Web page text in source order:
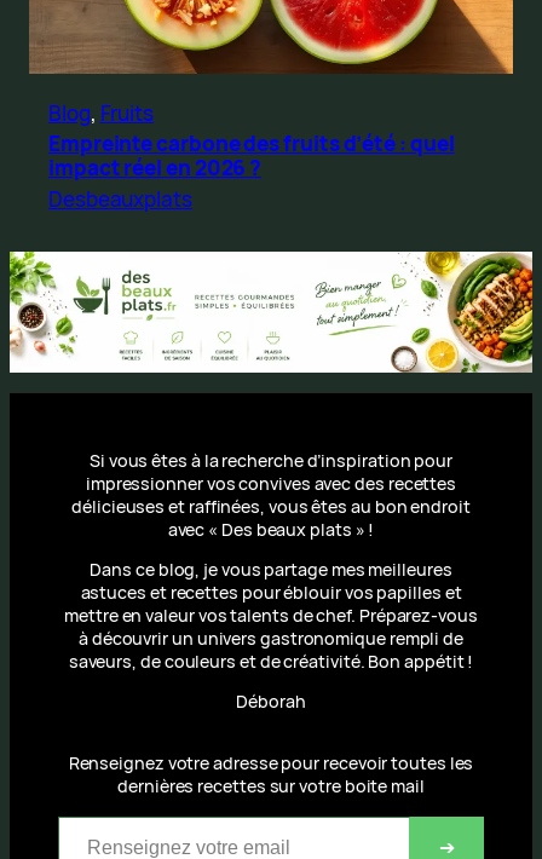
Blog, Fruits
Empreinte carbone des fruits d’été : quel
impact réel en 2026 ?
Desbeauxplats
Si vous êtes à la recherche d’inspiration pour
impressionner vos convives avec des recettes
délicieuses et raffinées, vous êtes au bon endroit
avec « Des beaux plats » !
Dans ce blog, je vous partage mes meilleures
astuces et recettes pour éblouir vos papilles et
mettre en valeur vos talents de chef. Préparez-vous
à découvrir un univers gastronomique rempli de
saveurs, de couleurs et de créativité. Bon appétit !
Déborah
Renseignez votre adresse pour recevoir toutes les
dernières recettes sur votre boite mail
Renseignez votre email
➔